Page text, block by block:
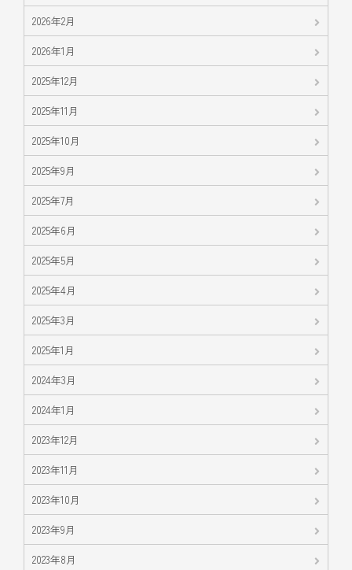
2026年2月
2026年1月
2025年12月
2025年11月
2025年10月
2025年9月
2025年7月
2025年6月
2025年5月
2025年4月
2025年3月
2025年1月
2024年3月
2024年1月
2023年12月
2023年11月
2023年10月
2023年9月
2023年8月